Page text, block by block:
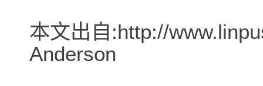
本文出自:http://
Anderson